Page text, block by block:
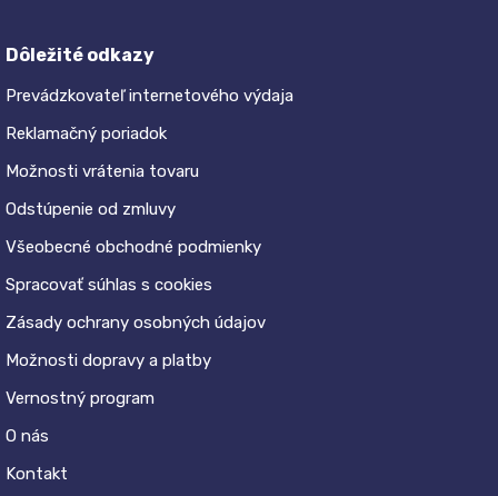
Dôležité odkazy
Prevádzkovateľ internetového výdaja
Reklamačný poriadok
Možnosti vrátenia tovaru
Odstúpenie od zmluvy
Všeobecné obchodné podmienky
Spracovať súhlas s cookies
Zásady ochrany osobných údajov
Možnosti dopravy a platby
Vernostný program
O nás
Kontakt